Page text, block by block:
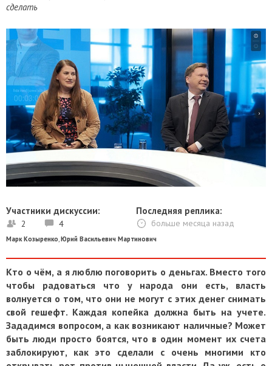
сделать
Участники дискуссии:
2 4
Последняя реплика:
больше месяца назад
Марк Козыренко,Юрий Васильевич Мартинович
Кто о чём, а я люблю поговорить о деньгах. Вместо того
чтобы радоваться что у народа они есть, власть
волнуется о том, что они не могут с этих денег снимать
свой гешефт. Каждая копейка должна быть на учете.
Зададимся вопросом, а как возникают наличные? Может
быть люди просто боятся, что в один момент их счета
заблокируют, как это сделали с очень многими кто